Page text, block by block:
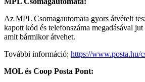
Az MPL Csomagautomata gyors átvételt
kapott kód és telefonszáma megadásával jut
amit bármikor átvehet.
További információ: https://www.posta.hu/
MOL és Coop Posta Pont: